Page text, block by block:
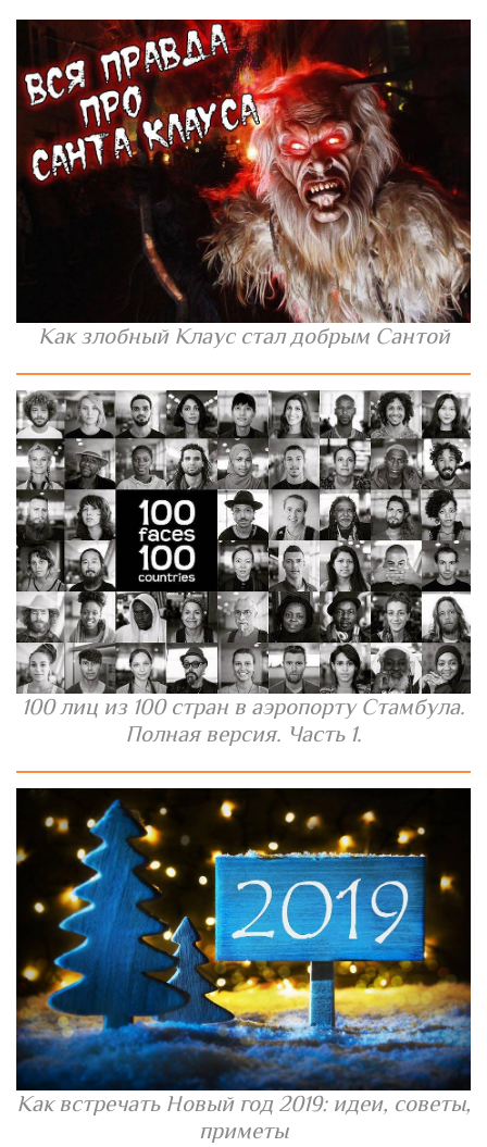
Как злобный Клаус стал добрым Сантой
100 лиц из 100 стран в аэропорту Стамбула.
Полная версия. Часть 1.
Как встречать Новый год 2019: идеи, советы,
приметы